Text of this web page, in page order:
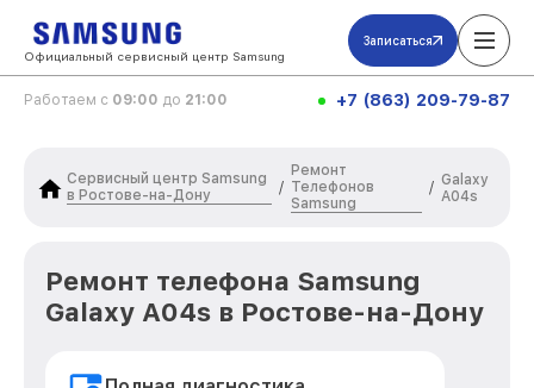
Официальный сервисный центр Samsung
Записаться
Работаем с 09:00 до 21:00 +7 (863) 209-79-87
Сервисный центр Samsung
в Ростове-на-Дону
/
Ремонт
Телефонов
Samsung
/ Galaxy
A04s
Ремонт телефона Samsung
Galaxy A04s в Ростове-на-Дону